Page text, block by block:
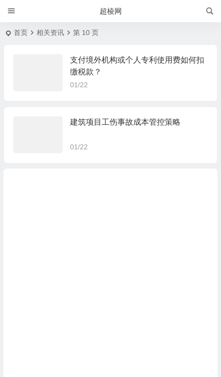
超棱网
首页 相关资讯 第 10 页
支付境外机构或个人专利使用费如何扣
缴税款？
01/22
建筑项目工伤事故成本管控策略
01/22